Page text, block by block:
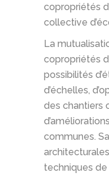
copropriétés
collective
La
copropriétés
possibilités
d’échelles,
des chantiers
communes.
techniques